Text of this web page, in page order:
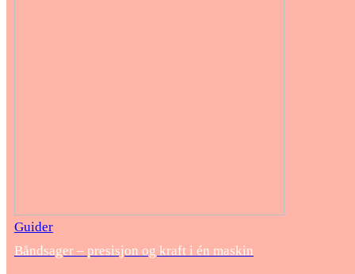
Guider
Båndsager – presisjon og kraft i én maskin